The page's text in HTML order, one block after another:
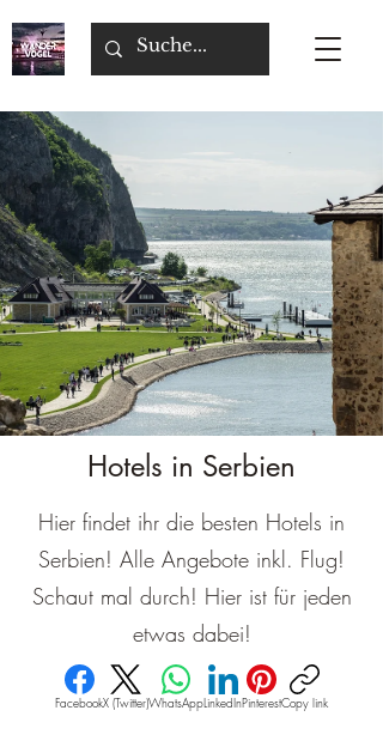
Hotels in Serbien
Hier findet ihr die besten Hotels in
Serbien! Alle Angebote inkl. Flug!
Schaut mal durch! Hier ist für jeden
etwas dabei!
FacebookX (Twitter)WhatsAppLinkedInPinterestCopy link